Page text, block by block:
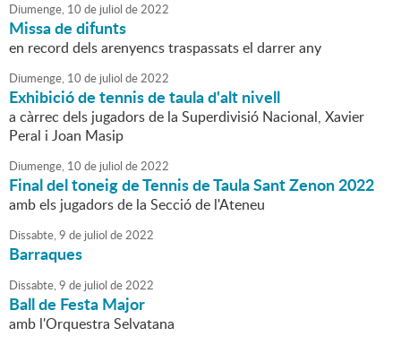
Diumenge, 10 de juliol de2022
Missa de difunts
en record dels arenyencs traspassats el darrer any
Diumenge, 10 de juliol de2022
Exhibició de tennis de taula d'alt nivell
a càrrec dels jugadors de la Superdivisió Nacional, Xavier
Peral i Joan Masip
Diumenge, 10 de juliol de2022
Final del toneig de Tennis de Taula Sant Zenon 2022
amb els jugadors de la Secció de l'Ateneu
Dissabte,9 de juliol de2022
Barraques
Dissabte,9 de juliol de2022
Ball de Festa Major
amb l'Orquestra Selvatana